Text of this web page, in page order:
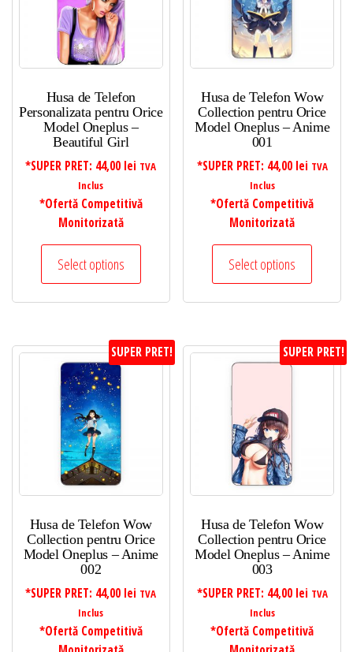
Husa de Telefon
Personalizata pentru Orice
Model Oneplus –
Beautiful Girl
*SUPER PRET: 44,00 lei TVA
Inclus
*Ofertă Competitivă
Monitorizată
Select options
Husa de Telefon Wow
Collection pentru Orice
Model Oneplus – Anime
001
*SUPER PRET: 44,00 lei TVA
Inclus
*Ofertă Competitivă
Monitorizată
Select options
SUPER PRET!
Husa de Telefon Wow
Collection pentru Orice
Model Oneplus – Anime
002
*SUPER PRET: 44,00 lei TVA
Inclus
*Ofertă Competitivă
SUPER PRET!
Husa de Telefon Wow
Collection pentru Orice
Model Oneplus – Anime
003
*SUPER PRET: 44,00 lei TVA
Inclus
*Ofertă Competitivă